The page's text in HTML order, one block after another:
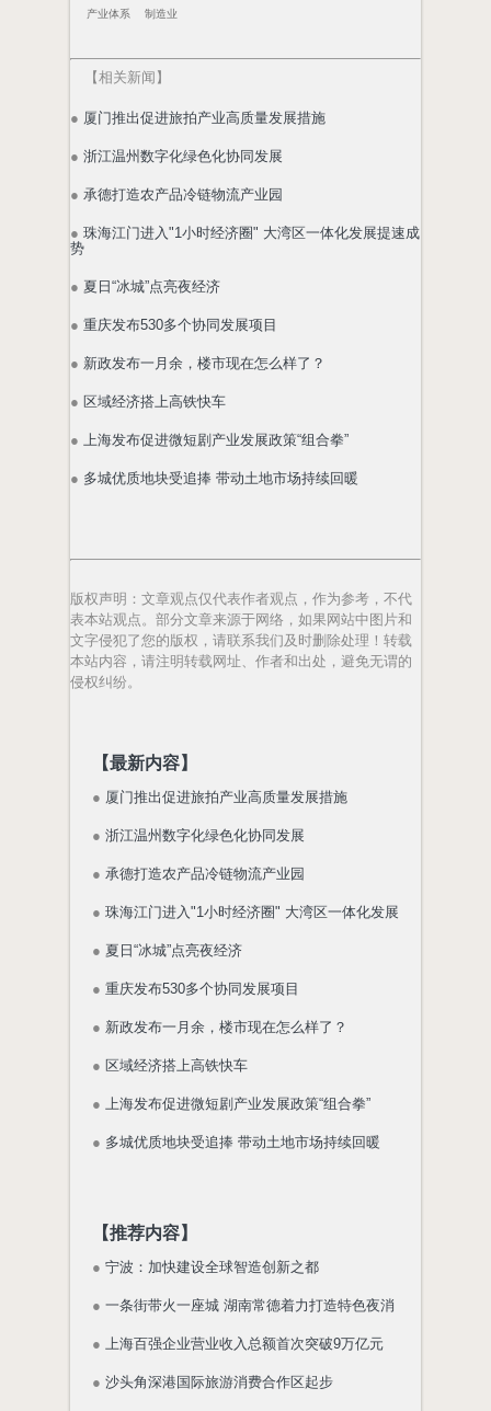
产业体系 制造业
【相关新闻 】
● 厦门推出促进旅拍产业高质量发展措施
● 浙江温州数字化绿色化协同发展
● 承德打造农产品冷链物流产业园
● 珠海江门进入"1小时经济圈" 大湾区一体化发展提速成
势
● 夏日“冰城”点亮夜经济
● 重庆发布530多个协同发展项目
● 新政发布一月余，楼市现在怎么样了？
● 区域经济搭上高铁快车
● 上海发布促进微短剧产业发展政策“组合拳”
● 多城优质地块受追捧 带动土地市场持续回暖
版权声明 ：文章观点仅代表作者观点，作为参考，不代
表本站观点。部分文章来源于网络，如果网站中图片和
文字侵犯了您的版权，请联系我们及时删除处理！转载
本站内容，请注明转载网址、作者和出处，避免无谓的
侵权纠纷。
【最新内容】
● 厦门推出促进旅拍产业高质量发展措施
● 浙江温州数字化绿色化协同发展
● 承德打造农产品冷链物流产业园
● 珠海江门进入"1小时经济圈" 大湾区一体化发展
● 夏日“冰城”点亮夜经济
● 重庆发布530多个协同发展项目
● 新政发布一月余，楼市现在怎么样了？
● 区域经济搭上高铁快车
● 上海发布促进微短剧产业发展政策“组合拳”
● 多城优质地块受追捧 带动土地市场持续回暖
【推荐内容】
● 宁波：加快建设全球智造创新之都
● 一条街带火一座城 湖南常德着力打造特色夜消
● 上海百强企业营业收入总额首次突破9万亿元
● 沙头角深港国际旅游消费合作区起步